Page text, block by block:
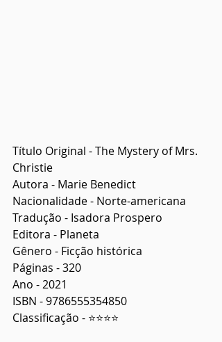
Título Original - The Mystery of Mrs.
Christie
Autora - Marie Benedict
Nacionalidade - Norte-americana
Tradução - Isadora Prospero
Editora - Planeta
Gênero - Ficção histórica
Páginas - 320
Ano - 2021
ISBN - 9786555354850
Classificação - ⭐⭐⭐⭐